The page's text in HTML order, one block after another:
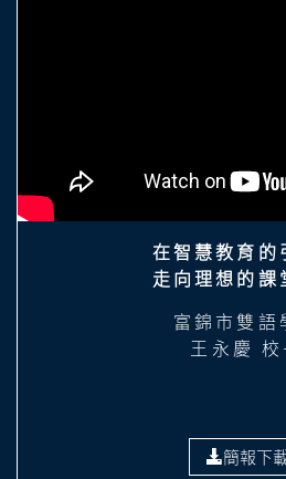
在智慧教育的
走向理想的課
富錦市雙語
王永慶 校
簡報下